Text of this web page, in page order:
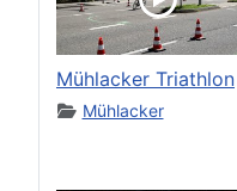
Mühlacker Triathlon
Mühlacker